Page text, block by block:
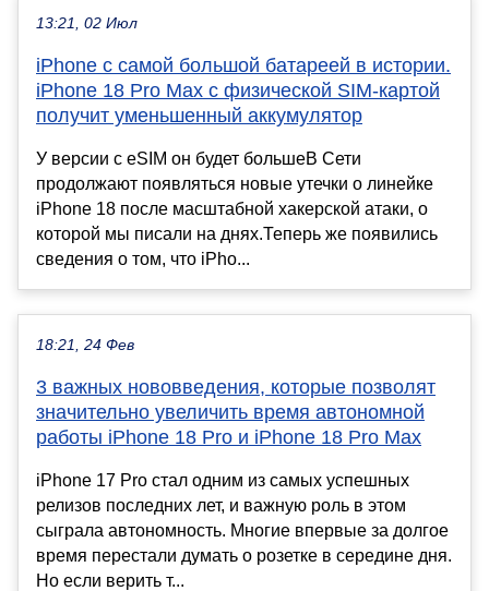
13:21, 02 Июл
iPhone с самой большой батареей в истории.
iPhone 18 Pro Max с физической SIM-картой
получит уменьшенный аккумулятор
У версии с eSIM он будет большеВ Сети
продолжают появляться новые утечки о линейке
iPhone 18 после масштабной хакерской атаки, о
которой мы писали на днях.Теперь же появились
сведения о том, что iPho...
18:21, 24 Фев
3 важных нововведения, которые позволят
значительно увеличить время автономной
работы iPhone 18 Pro и iPhone 18 Pro Max
iPhone 17 Pro стал одним из самых успешных
релизов последних лет, и важную роль в этом
сыграла автономность. Многие впервые за долгое
время перестали думать о розетке в середине дня.
Но если верить т...